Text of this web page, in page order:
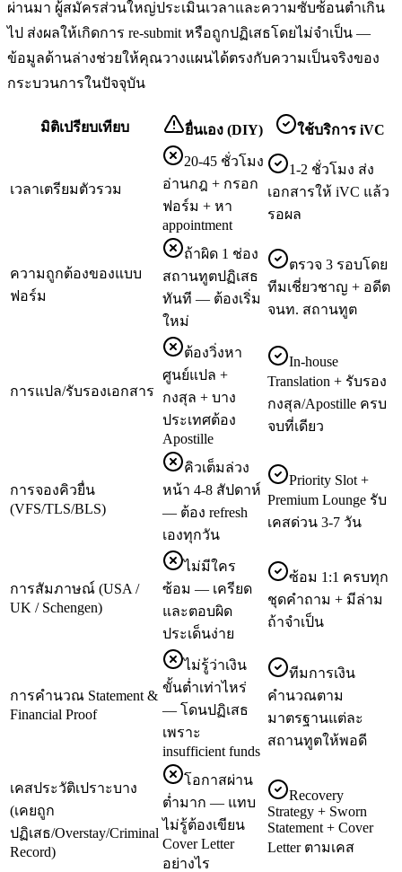
ผ่านมา ผู้สมัครส่วนใหญ่ประเมินเวลาและความซับซ้อนต่ำเกิน
ไป ส่งผลให้เกิดการ re-submit หรือถูกปฏิเสธโดยไม่จำเป็น —
ข้อมูลด้านล่างช่วยให้คุณวางแผนได้ตรงกับความเป็นจริงของ
กระบวนการในปัจจุบัน
มิติเปรียบเทียบ ยื่นเอง (DIY) ใช้บริการ iVC
เวลาเตรียมตัวรวม
20-45 ชั่วโมง
อ่านกฎ + กรอก
ฟอร์ม + หา
appointment
1-2 ชั่วโมง ส่ง
เอกสารให้ iVC แล้ว
รอผล
ความถูกต้องของแบบ
ฟอร์ม
ถ้าผิด 1 ช่อง
สถานทูตปฏิเสธ
ทันที — ต้องเริ่ม
ใหม่
ตรวจ 3 รอบโดย
ทีมเชี่ยวชาญ + อดีต
จนท. สถานทูต
การแปล/รับรองเอกสาร
ต้องวิ่งหา
ศูนย์แปล +
กงสุล + บาง
ประเทศต้อง
Apostille
In-house
Translation + รับรอง
กงสุล/Apostille ครบ
จบที่เดียว
การจองคิวยื่น
(VFS/TLS/BLS)
คิวเต็มล่วง
หน้า 4-8 สัปดาห์
— ต้อง refresh
เองทุกวัน
Priority Slot +
Premium Lounge รับ
เคสด่วน 3-7 วัน
การสัมภาษณ์ (USA /
UK / Schengen)
ไม่มีใคร
ซ้อม — เครียด
และตอบผิด
ประเด็นง่าย
ซ้อม 1:1 ครบทุก
ชุดคำถาม + มีล่าม
ถ้าจำเป็น
การคำนวณ Statement &
Financial Proof
ไม่รู้ว่าเงิน
ขั้นต่ำเท่าไหร่
— โดนปฏิเสธ
เพราะ
insufficient funds
ทีมการเงิน
คำนวณตาม
มาตรฐานแต่ละ
สถานทูตให้พอดี
เคสประวัติเปราะบาง
(เคยถูก
ปฏิเสธ/Overstay/Criminal
Record)
โอกาสผ่าน
ต่ำมาก — แทบ
ไม่รู้ต้องเขียน
Cover Letter
อย่างไร
Recovery
Strategy + Sworn
Statement + Cover
Letter ตามเคส